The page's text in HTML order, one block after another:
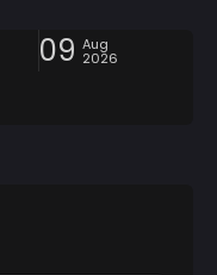
09 Aug
2026